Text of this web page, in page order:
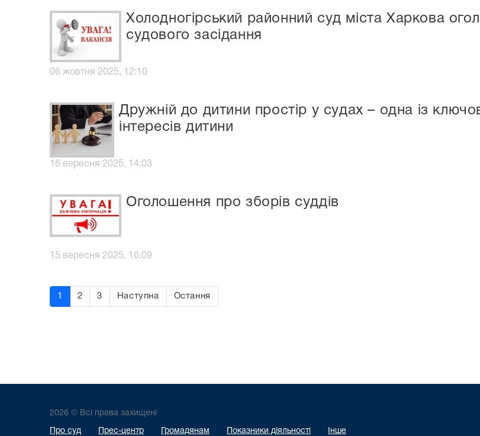
Холодногірський районний суд міста Харкова
судового засідання
06 жовтня 2025, 12:10
Дружній до дитини простір у судах – одна із
інтересів дитини
16 вересня 2025, 14:03
Оголошення про зборів суддів
15 вересня 2025, 16:09
1 2 3 Наступна Остання
2026 © Всі права захищені
Про суд Прес-центр Громадянам Показники діяльності Інше